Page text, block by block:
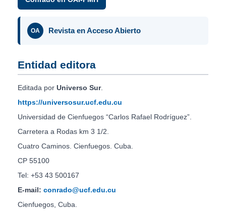
OA Revista en Acceso Abierto
Entidad editora
Editada por Universo Sur.
https://universosur.ucf.edu.cu
Universidad de Cienfuegos “Carlos Rafael Rodríguez”.
Carretera a Rodas km 3 1/2.
Cuatro Caminos. Cienfuegos. Cuba.
CP 55100
Tel: +53 43 500167
E-mail: conrado@ucf.edu.cu
Cienfuegos, Cuba.